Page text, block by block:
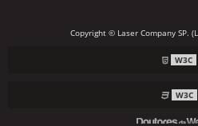
Copyright © Laser Company SP.
W3C
W3C